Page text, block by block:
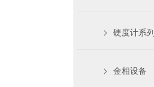
硬度计系列
金相设备